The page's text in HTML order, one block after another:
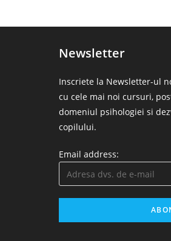
Newsletter
Inscriete la Newsletter-ul
cu cele mai noi cursuri,
domeniul psihologiei si
copilului.
Email address: